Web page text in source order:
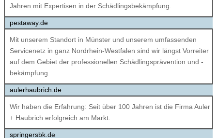
Jahren mit Expertisen in der Schädlingsbekämpfung.
pestaway.de
Mit unserem Standort in Münster und unserem umfassenden
Servicenetz in ganz Nordrhein-Westfalen sind wir längst Vorreiter
auf dem Gebiet der professionellen Schädlingsprävention und -
bekämpfung.
aulerhaubrich.de
Wir haben die Erfahrung: Seit über 100 Jahren ist die Firma Auler
+ Haubrich erfolgreich am Markt.
springersbk.de